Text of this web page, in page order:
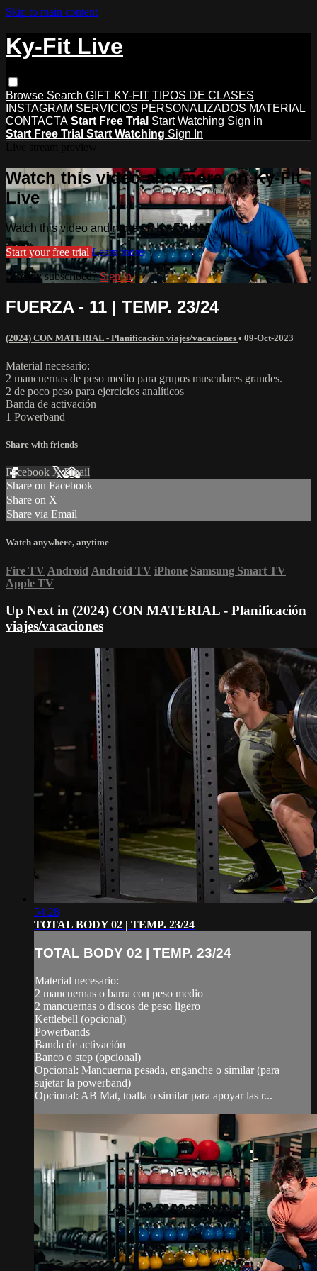
Skip to main content
Ky-Fit Live
Browse Search GIFT KY-FIT TIPOS DE CLASES
INSTAGRAM SERVICIOS PERSONALIZADOS MATERIAL
CONTACTA Start Free Trial Start Watching Sign in
Start Free Trial Start Watching Sign In
Watch this video and more on Ky-Fit
Live
Watch this video and more on Ky-Fit Live
Start your free trial Learn more
Already subscribed?Sign in
FUERZA - 11 | TEMP. 23/24
(2024) CON MATERIAL - Planificación viajes/vacaciones • 09-Oct-2023
Material necesario:
2 mancuernas de peso medio para grupos musculares grandes.
2 de poco peso para ejercicios analíticos
Banda de activación
1 Powerband
Share with friends
Facebook XEmail
Share on Facebook
Share on X
Share via Email
Watch anywhere, anytime
Fire TV Android Android TV iPhone Samsung Smart TV
Apple TV
Up Next in (2024) CON MATERIAL - Planificación
viajes/vacaciones
54:28
TOTAL BODY 02 | TEMP. 23/24
TOTAL BODY 02 | TEMP. 23/24
Material necesario:
2 mancuernas o barra con peso medio
2 mancuernas o discos de peso ligero
Kettlebell (opcional)
Powerbands
Banda de activación
Banco o step (opcional)
Opcional: Mancuerna pesada, enganche o similar (para
sujetar la powerband)
Opcional: AB Mat, toalla o similar para apoyar las r...